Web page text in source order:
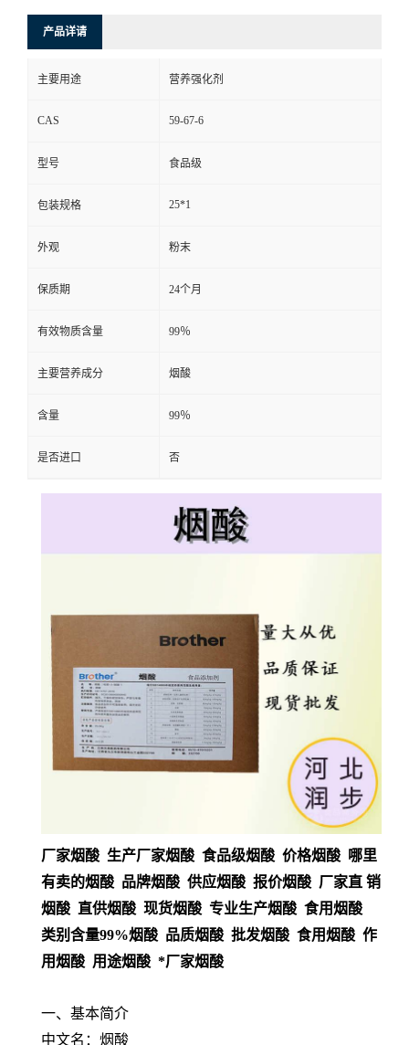
产品详请
主要用途 营养强化剂
CAS 59-67-6
型号 食品级
包装规格 25*1
外观 粉末
保质期 24个月
有效物质含量 99％
主要营养成分 烟酸
含量 99％
是否进口 否
厂家烟酸 生产厂家烟酸 食品级烟酸 价格烟酸 哪里
有卖的烟酸 品牌烟酸 供应烟酸 报价烟酸 厂家直 销
烟酸 直供烟酸 现货烟酸 专业生产烟酸 食用烟酸
类别含量99%烟酸 品质烟酸 批发烟酸 食用烟酸 作
用烟酸 用途烟酸 *厂家烟酸
一、基本简介
中文名：烟酸